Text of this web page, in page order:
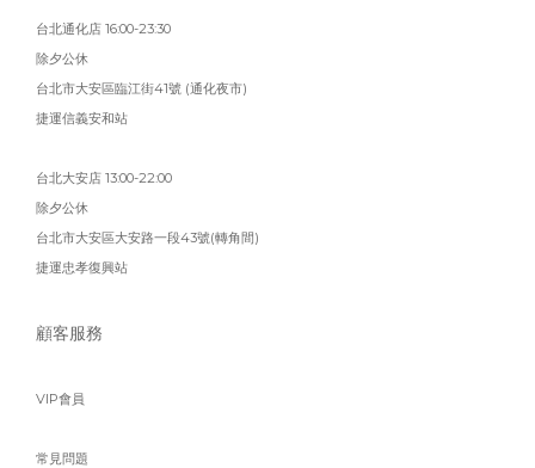
台北通化店 16:00-23:30
除夕公休
台北市大安區臨江街41號 (通化夜市)
捷運信義安和站
台北大安店 13:00-22:00
除夕公休
台北市大安區大安路一段43號(轉角間)
捷運忠孝復興站
顧客服務
VIP會員
常見問題